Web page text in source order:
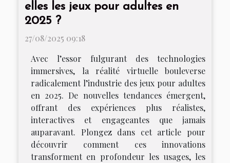
elles les jeux pour adultes en
2025 ?
27/08/2025 09:18
Avec l’essor fulgurant des technologies
immersives, la réalité virtuelle bouleverse
radicalement l’industrie des jeux pour adultes
en 2025. De nouvelles tendances émergent,
offrant des expériences plus réalistes,
interactives et engageantes que jamais
auparavant. Plongez dans cet article pour
découvrir comment ces innovations
transforment en profondeur les usages, les